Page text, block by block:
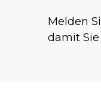
Melden
damit